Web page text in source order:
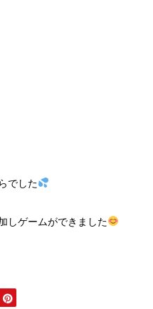
でした
しゲームができました